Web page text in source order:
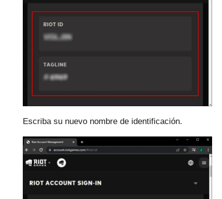
Escriba su nuevo nombre de identificación.